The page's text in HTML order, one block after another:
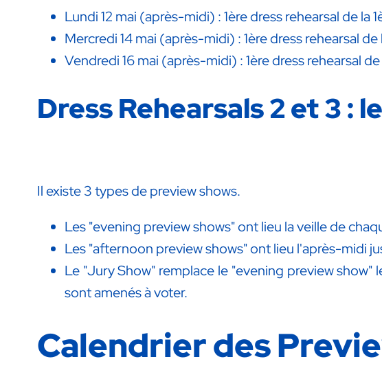
Lundi 12 mai (après-midi) : 1ère dress rehearsal de la
Mercredi 14 mai (après-midi) : 1ère dress rehearsal
Vendredi 16 mai (après-midi) : 1ère dress rehearsal
Dress Rehearsals 2 et 3 :
Il existe 3 types de preview shows.
Les "evening preview shows" ont lieu la veille de
Les "afternoon preview shows" ont lieu l'après-midi
Le "Jury Show" remplace le "evening preview
sont amenés à voter.
Calendrier des